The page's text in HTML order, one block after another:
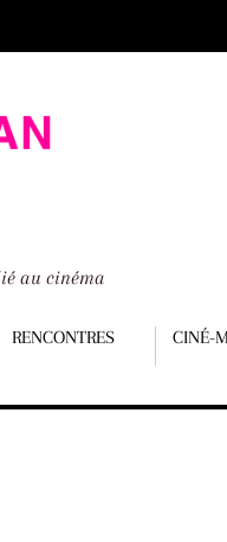
au cinéma
RENCONTRES CINÉ-